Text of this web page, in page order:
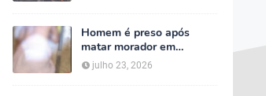
deixa sete mortos em
Homem é preso após
matar morador em
situação de rua e espalhar
sal sobre o corpo em
julho 23, 2026